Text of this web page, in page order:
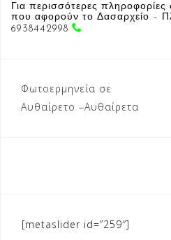
Για περισσότερες
που αφορούν το Δασαρχείο –
6938442998
άρθρων
Φωτοερμηνεία σε
Αυθαίρετο –Αυθαίρετα
[metaslider id=”259″]